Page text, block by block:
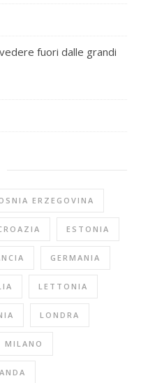
fuori dalle grandi
ERZEGOVINA
ESTONIA
GERMANIA
LETTONIA
LONDRA
MILANO